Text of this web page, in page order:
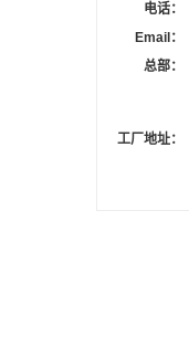
电话：
Email：
总部：
工厂地址：